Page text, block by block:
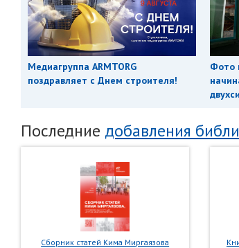
Медиагруппа ARMTORG
поздравляет с Днем строителя!
Фото
Последние добавления
Сборник статей Кима Миргаязова